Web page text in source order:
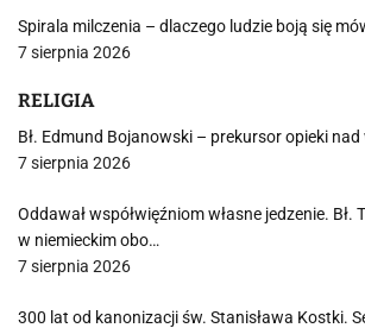
Spirala milczenia – dlaczego ludzie boją się
7 sierpnia 2026
RELIGIA
Bł. Edmund Bojanowski – prekursor opieki
7 sierpnia 2026
Oddawał współwięźniom własne jedzenie. Bł.
w niemieckim obo…
7 sierpnia 2026
300 lat od kanonizacji św. Stanisława Kostki.